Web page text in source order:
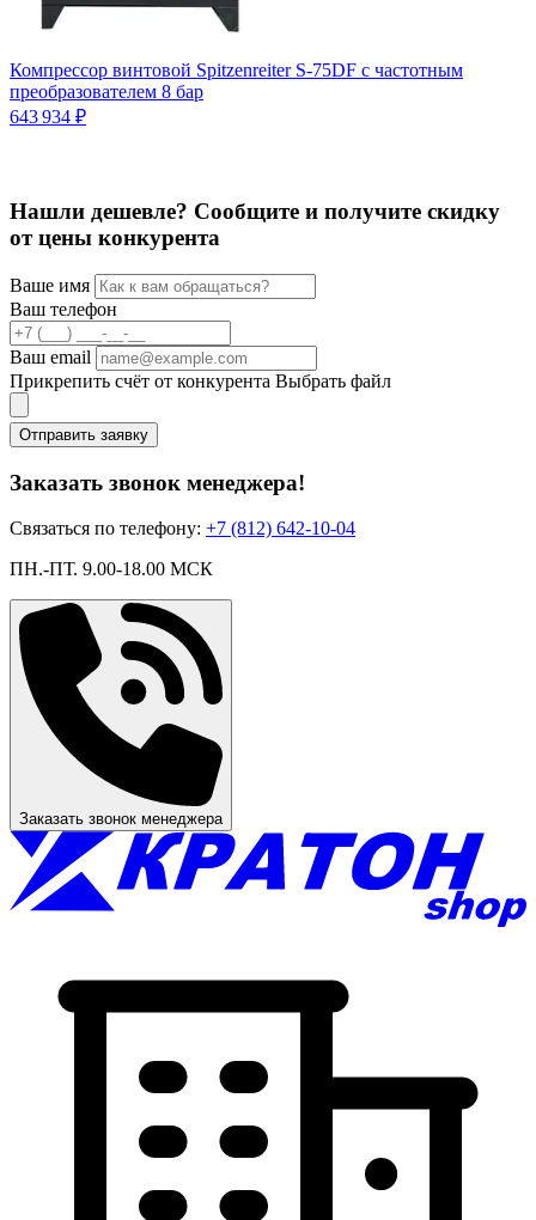
Компрессор винтовой Spitzenreiter S-75DF с частотным
преобразователем 8 бар
643 934 ₽
Нашли дешевле? Сообщите и получите скидку
от цены конкурента
Ваше имя
Ваш телефон
Ваш email
Прикрепить счёт от конкурента Выбрать файл
Отправить заявку
Заказать звонок менеджера!
Связаться по телефону: +7 (812) 642-10-04
ПН.-ПТ. 9.00-18.00 МСК
Заказать звонок менеджера